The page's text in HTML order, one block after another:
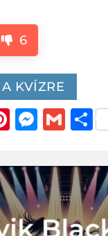
6
KVÍZRE
Pinterest